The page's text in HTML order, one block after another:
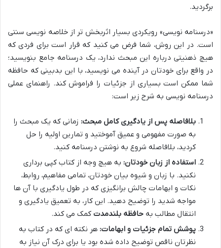
برگردید.
«درسنامه نویسی» رویکردی بسیار اثربخش تر از خلاصه نویسی سنتی
است. در این روش، شما فرض می کنید که قرار است برای فردی که
هیچ ذهنیتی درباره این مبحث ندارد، یک درسنامه جامع بنویسید؛
در واقع برای خودتان در آینده می نویسید، با این بدبینی که حافظه
شما ممکن است بسیاری از جزئیات را فراموش کند. راهنمای عملی
درسنامه نویسی به شرح زیر است:
بلافاصله پس از یادگیری کامل مبحث: زمانی که یک مبحث را
به صورت مفهومی و عمیق آموختید و تمارین اولیه را حل
کردید، بلافاصله شروع به نوشتن درسنامه کنید.
استفاده از زبان خودتان: به هیچ وجه از کتاب کپی برداری
نکنید. با زبان و شیوه بیان خودتان، تمامی مفاهیم، روابط،
نکات و ابهامات چالش برانگیزی که در طول یادگیری با آن ها
مواجه شدید را توضیح دهید. این کار، به تعمیق یادگیری و
انتقال مطالب به حافظه بلندمدت کمک می کند.
پوشش تمام جزئیات و ابهامات: هر نکته ای که در کتاب به
نظرتان ناقص توضیح داده شده بود یا برای درک آن نیاز به